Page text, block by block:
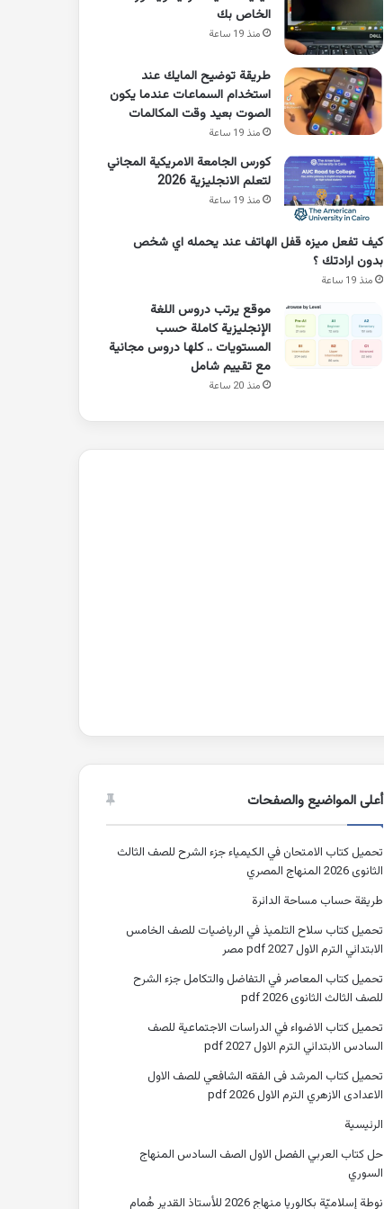
الخاص بك
منذ 19 ساعة
طريقة توضيح المايك عند
استخدام السماعات عندما يكون
الصوت بعيد وقت المكالمات
منذ 19 ساعة
كورس الجامعة الامريكية المجاني
لتعلم الانجليزية 2026
منذ 19 ساعة
كيف تفعل ميزه قفل الهاتف عند يحمله اي شخص
بدون ارادتك ؟
منذ 19 ساعة
موقع يرتب دروس اللغة
الإنجليزية كاملة حسب
المستويات .. كلها دروس مجانية
مع تقييم شامل
منذ 20 ساعة
أعلى المواضيع والصفحات
تحميل كتاب الامتحان في الكيمياء جزء الشرح للصف الثالث
الثانوى 2026 المنهاج المصري
طريقة حساب مساحة الدائرة
تحميل كتاب سلاح التلميذ في الرياضيات للصف الخامس
الابتدائي الترم الاول 2027 pdf مصر
تحميل كتاب المعاصر في التفاضل والتكامل جزء الشرح
للصف الثالث الثانوى 2026 pdf
تحميل كتاب الاضواء في الدراسات الاجتماعية للصف
السادس الابتدائي الترم الاول 2027 pdf
تحميل كتاب المرشد فى الفقه الشافعي للصف الاول
الاعدادى الازهري الترم الاول 2026 pdf
الرئيسية
حل كتاب العربي الفصل الاول الصف السادس المنهاج
السوري
نوطة إسلاميّة بكالوريا منهاج 2026 للأستاذ القدير هُمام